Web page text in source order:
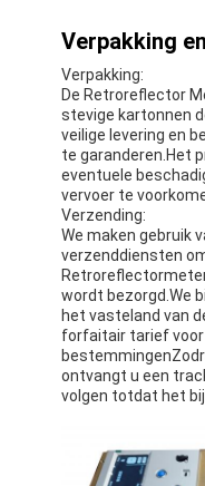
Verpakking
Verpakking:
De Retroreflector
stevige kartonnen
veilige levering en
te garanderen.Het
eventuele
vervoer te
Verzending:
We maken gebruik
verzenddiensten
wordt bezorgd.We
het vasteland van
forfaitair tarief voor
ontvangt u een
volgen totdat het bij